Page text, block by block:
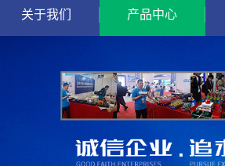
关于我们 产品中心